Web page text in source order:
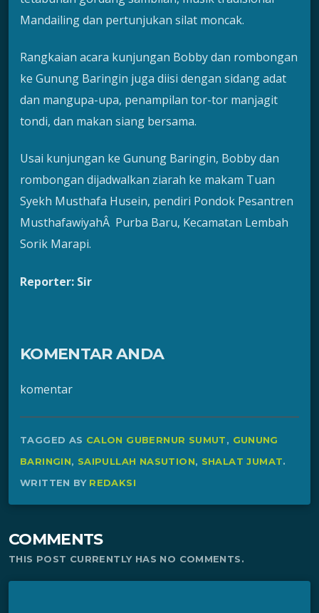
Mandailing dan pertunjukan silat moncak.
Rangkaian acara kunjungan Bobby dan rombongan
ke Gunung Baringin juga diisi dengan sidang adat
dan mangupa-upa, penampilan tor-tor manjagit
tondi, dan makan siang bersama.
Usai kunjungan ke Gunung Baringin, Bobby dan
rombongan dijadwalkan ziarah ke makam Tuan
Syekh Musthafa Husein, pendiri Pondok Pesantren
MusthafawiyahÂ Purba Baru, Kecamatan Lembah
Sorik Marapi.
Reporter: Sir
KOMENTAR ANDA
komentar
TAGGED AS CALON GUBERNUR SUMUT, GUNUNG
BARINGIN, SAIPULLAH NASUTION, SHALAT JUMAT.
WRITTEN BY REDAKSI
COMMENTS
THIS POST CURRENTLY HAS NO COMMENTS.